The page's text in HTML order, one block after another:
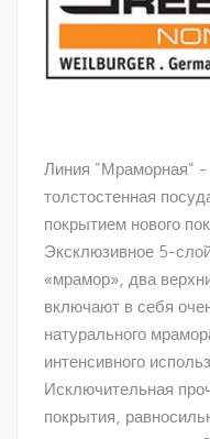
Линия "Мраморная" -
толстостенная
покрытием нового
Эксклюзивное 5-
«мрамор», два
включают в себя
натурального
интенсивного
Исключительная
покрытия,